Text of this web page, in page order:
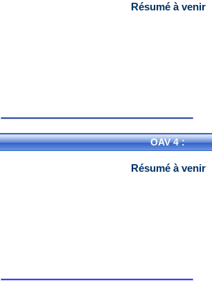
Résumé à venir
OAV 4 :
Résumé à venir